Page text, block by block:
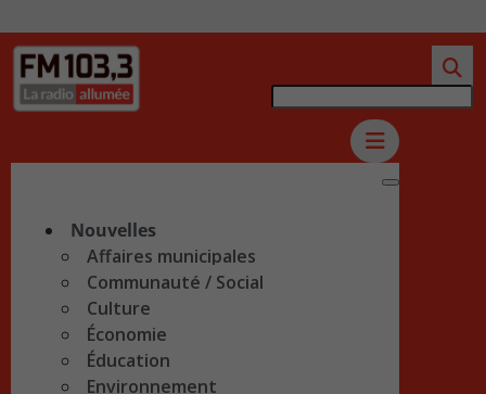
Nouvelles
Affaires municipales
Communauté / Social
Culture
Économie
Éducation
Environnement